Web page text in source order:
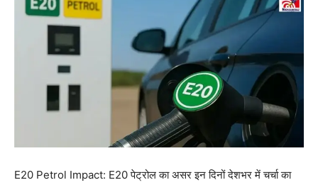
E20 Petrol Impact: E20 पेट्रोल का असर इन दिनों देशभर में चर्चा का